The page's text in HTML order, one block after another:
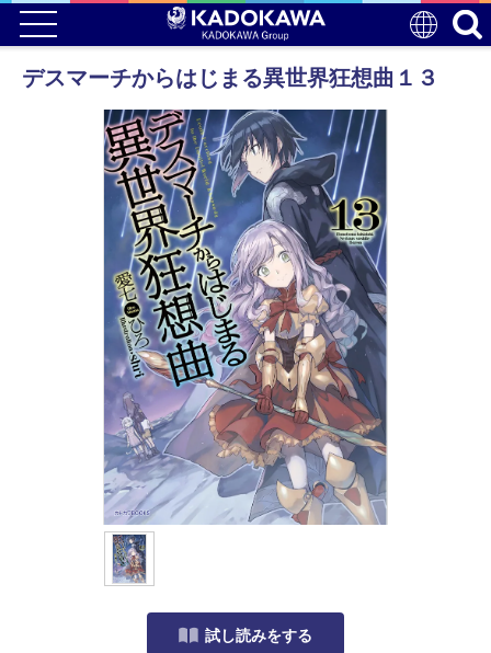
デスマーチからはじまる異世界狂想曲１３
試し読みをする